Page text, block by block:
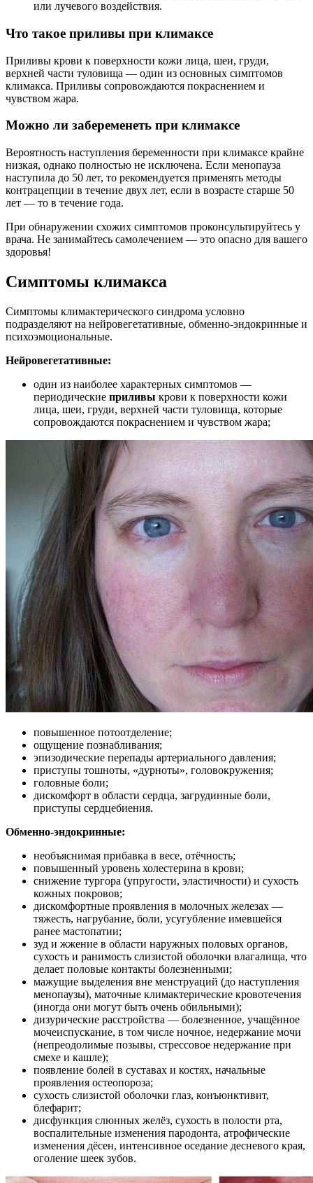
или лучевого воздействия.
Что такое приливы при климаксе
Приливы крови к поверхности кожи лица, шеи, груди,
верхней части туловища — один из основных симптомов
климакса. Приливы сопровождаются покраснением и
чувством жара.
Можно ли забеременеть при климаксе
Вероятность наступления беременности при климаксе крайне
низкая, однако полностью не исключена. Если менопауза
наступила до 50 лет, то рекомендуется применять методы
контрацепции в течение двух лет, если в возрасте старше 50
лет — то в течение года.
При обнаружении схожих симптомов проконсультируйтесь у
врача. Не занимайтесь самолечением — это опасно для вашего
здоровья!
Симптомы климакса
Симптомы климактерического синдрома условно
подразделяют на нейровегетативные, обменно-эндокринные и
психоэмоциональные.
Нейровегетативные:
один из наиболее характерных симптомов —
периодические приливы крови к поверхности кожи
лица, шеи, груди, верхней части туловища, которые
сопровождаются покраснением и чувством жара;
повышенное потоотделение;
ощущение познабливания;
эпизодические перепады артериального давления;
приступы тошноты, «дурноты», головокружения;
головные боли;
дискомфорт в области сердца, загрудинные боли,
приступы сердцебиения.
Обменно-эндокринные:
необъяснимая прибавка в весе, отёчность;
повышенный уровень холестерина в крови;
снижение тургора (упругости, эластичности) и сухость
кожных покровов;
дискомфортные проявления в молочных железах —
тяжесть, нагрубание, боли, усугубление имевшейся
ранее мастопатии;
зуд и жжение в области наружных половых органов,
сухость и ранимость слизистой оболочки влагалища, что
делает половые контакты болезненными;
мажущие выделения вне менструаций (до наступления
менопаузы), маточные климактерические кровотечения
(иногда они могут быть очень обильными);
дизурические расстройства — болезненное, учащённое
мочеиспускание, в том числе ночное, недержание мочи
(непреодолимые позывы, стрессовое недержание при
смехе и кашле);
появление болей в суставах и костях, начальные
проявления остеопороза;
сухость слизистой оболочки глаз, конъюнктивит,
блефарит;
дисфункция слюнных желёз, сухость в полости рта,
воспалительные изменения пародонта, атрофические
изменения дёсен, интенсивное оседание десневого края,
оголение шеек зубов.